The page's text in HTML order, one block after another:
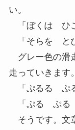
い。
「ぼくは ひこ
「そらを とび
グレー色の滑
走っていきます。
「ぷるる ぷ
「ぷる ぷる
そうです。文